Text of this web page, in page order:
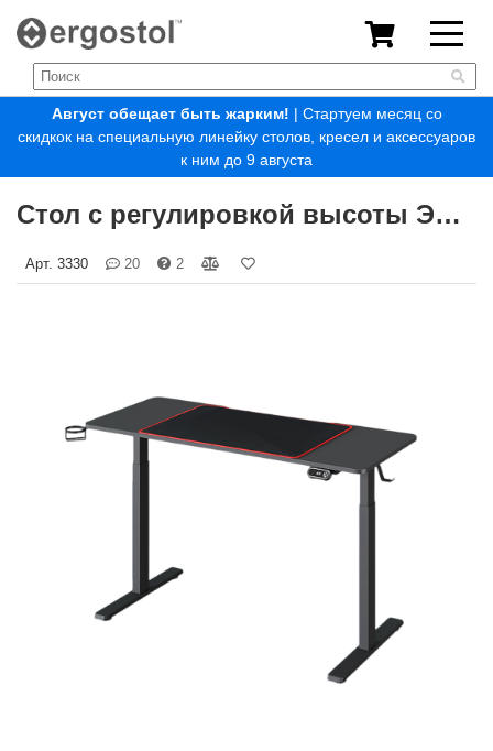
Август обещает быть жарким! | Стартуем месяц со
скидкок на специальную линейку столов, кресел и аксессуаров
к ним до 9 августа
Стол с регулировкой высоты Эргостол Ультима (Ergostol Ultima)
Арт. 3330 20 2